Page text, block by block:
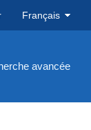
Français
avancée